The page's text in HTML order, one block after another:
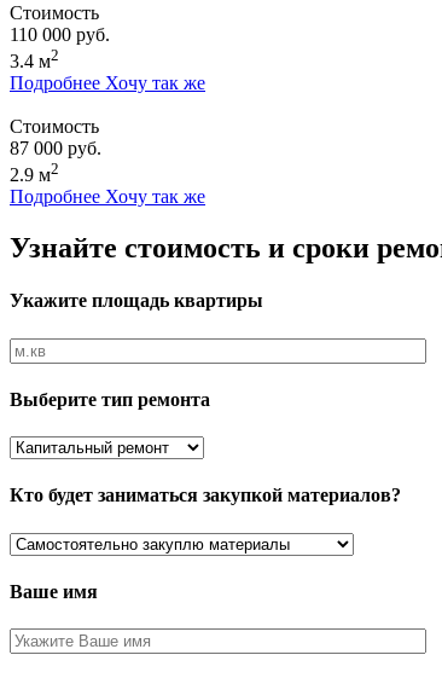
Стоимость
110 000 руб.
3.4 м2
Подробнее Хочу так же
Стоимость
87 000 руб.
2.9 м2
Подробнее Хочу так же
Узнайте стоимость и сроки
Укажите площадь квартиры
Выберите тип ремонта
Кто будет заниматься закупкой материалов?
Ваше имя